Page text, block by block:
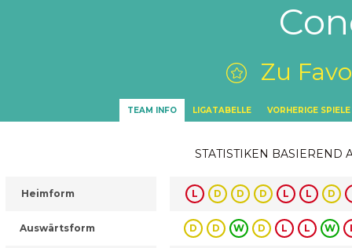
Zu
TEAM INFO LIGATABELLE VORHERIGE SPIELE
STATISTIKEN BASIEREND
Heimform
Auswärtsform
L D D D L L D
D D W D L L W